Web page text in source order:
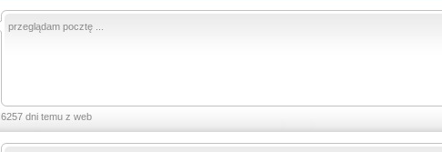
przeglądam pocztę ...
6257 dni temu z web